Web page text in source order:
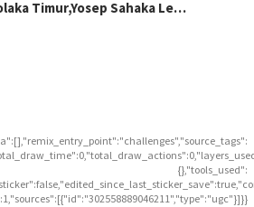
Timur,Yosep Sahaka Le…
{},"tools_used":